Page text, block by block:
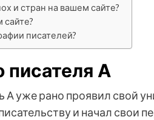
и стран на вашем сайте?
писателей?
писателя А
А уже рано проявил свой
и начал свои